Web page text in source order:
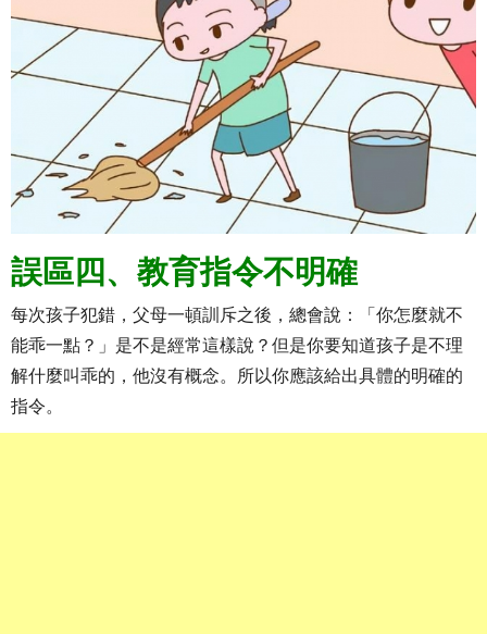
誤區四、教育指令不明確
每次孩子犯錯，父母一頓訓斥之後，總會說：「你怎麼就不
能乖一點？」是不是經常這樣說？但是你要知道孩子是不理
解什麼叫乖的，他沒有概念。所以你應該給出具體的明確的
指令。